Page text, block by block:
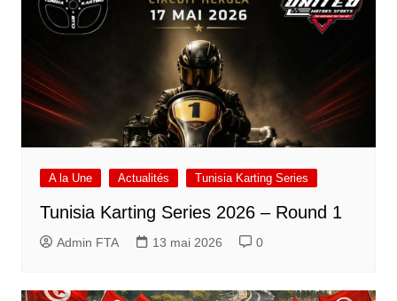
A la Une Actualités Tunisia Karting Series
Tunisia Karting Series 2026 – Round 1
Admin FTA 13 mai 2026 0